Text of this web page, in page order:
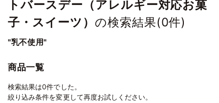
トバースデー（アレルギー対応お菓
子・スイーツ） の検索結果(0件)
"乳不使用"
商品一覧
検索結果は0件でした。
絞り込み条件を変更して再度お試しください。